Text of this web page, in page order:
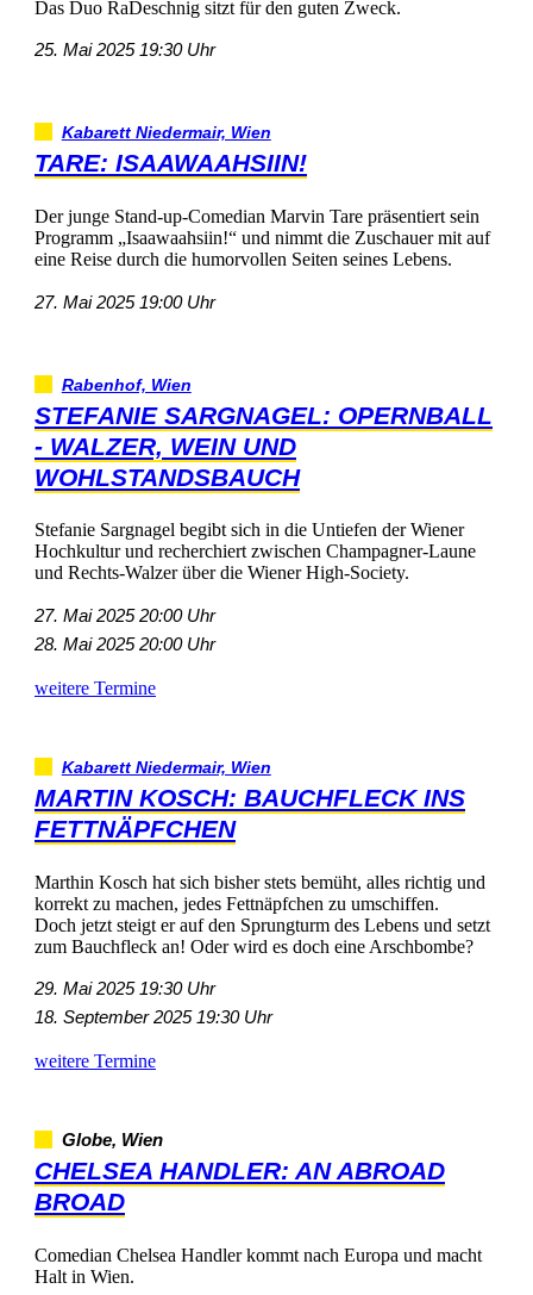
DasDuoRaDeschnigsitztfürdengutenZweck.
25.Mai202519:30Uhr
KabarettNiedermair,Wien
TARE:ISAAWAAHSIIN!
DerjungeStand-up-ComedianMarvinTarepräsentiertsein
Programm„Isaawaahsiin!“undnimmtdieZuschauermitauf
eineReisedurchdiehumorvollenSeitenseinesLebens.
27.Mai202519:00Uhr
Rabenhof,Wien
STEFANIESARGNAGEL:OPERNBALL
-WALZER,WEINUND
WOHLSTANDSBAUCH
StefanieSargnagelbegibtsichindieUntiefenderWiener
HochkulturundrecherchiertzwischenChampagner-Laune
undRechts-WalzerüberdieWienerHigh-Society.
27.Mai202520:00Uhr
28.Mai202520:00Uhr
weitereTermine
KabarettNiedermair,Wien
MARTINKOSCH:BAUCHFLECKINS
FETTNÄPFCHEN
MarthinKoschhatsichbisherstetsbemüht,allesrichtigund
korrektzumachen,jedesFettnäpfchenzuumschiffen.
DochjetztsteigteraufdenSprungturmdesLebensundsetzt
zumBauchfleckan!OderwirdesdocheineArschbombe?
29.Mai202519:30Uhr
18.September202519:30Uhr
weitereTermine
Globe,Wien
CHELSEAHANDLER:ANABROAD
BROAD
ComedianChelseaHandlerkommtnachEuropaundmacht
HaltinWien.